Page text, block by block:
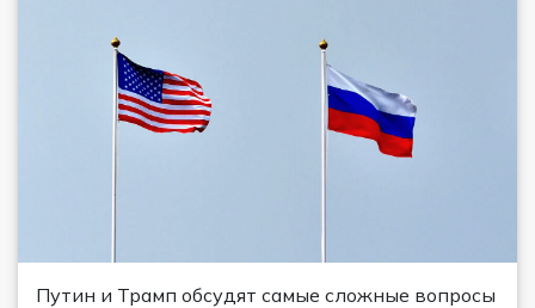
Путин и Трамп обсудят самые сложные вопросы